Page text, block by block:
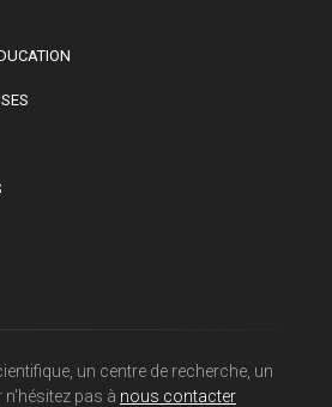
un centre de recherche, un
pas à nous contacter